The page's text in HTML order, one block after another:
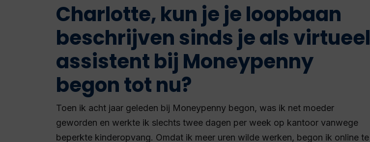
Charlotte, kun je je loopbaan
beschrijven sinds je als virtueel
assistent bij Moneypenny
begon tot nu?
Toen ik acht jaar geleden bij Moneypenny begon, was ik net moeder
geworden en werkte ik slechts twee dagen per week op kantoor vanwege
beperkte kinderopvang. Omdat ik meer uren wilde werken, begon ik online te